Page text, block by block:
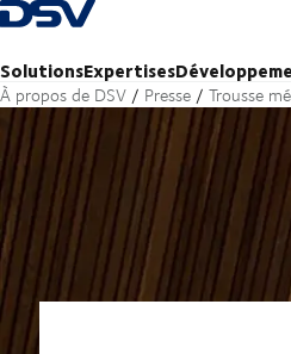
Retour à la page d'accueil
SolutionsExpertises
À propos de DSV Presse Trousse